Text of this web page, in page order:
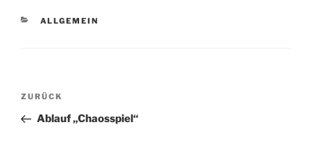
KATEGORIEN
ALLGEMEIN
Beitragsnavigation
Vorheriger
Beitrag
ZURÜCK
Ablauf „Chaosspiel“